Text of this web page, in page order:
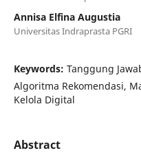
Annisa Elfina Augustia
Universitas Indraprasta PGRI
Keywords: Tanggung
Algoritma Rekomendasi,
Kelola Digital
Abstract